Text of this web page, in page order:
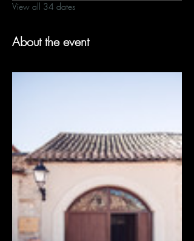
View all 34 dates
About the event